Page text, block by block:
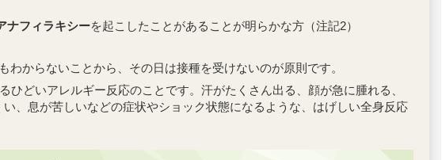
ナフィラキシーを起こしたことがあることが明らかな方（注記2）
からないことから、その日は接種を受けないのが原則です。
ひどいアレルギー反応のことです。汗がたくさん出る、顔が急に腫れる、
、息が苦しいなどの症状やショック状態になるような、はげしい全身反応